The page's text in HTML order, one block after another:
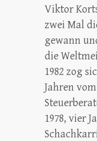
Viktor
zwei Mal
gewann
die
1982 zog
Jahren
1978, vier